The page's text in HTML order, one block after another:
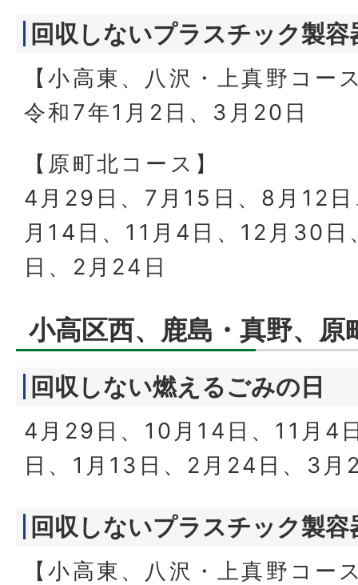
回収しないプラスチック製容
【小高東、八沢・上真野コー
令和7年1月2日、3月20日
【原町北コース】
4月29日、7月15日、8月12
月14日、11月4日、12月30
日、2月24日
小高区西、鹿島・真野、原
回収しない燃えるごみの日
4月29日、10月14日、11月4
日、1月13日、2月24日、3月
回収しないプラスチック製容
【小高東、八沢・上真野コー